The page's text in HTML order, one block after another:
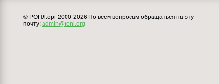
© РОНЛ.орг 2000-2026 По всем вопросам обращаться на эту
почту: admin@ronl.org